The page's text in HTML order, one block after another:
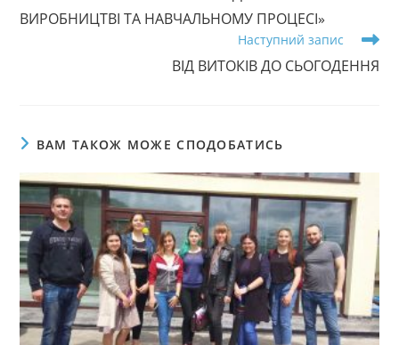
ВИРОБНИЦТВІ ТА НАВЧАЛЬНОМУ ПРОЦЕСІ»
Наступний запис
ВІД ВИТОКІВ ДО СЬОГОДЕННЯ
ВАМ ТАКОЖ МОЖЕ СПОДОБАТИСЬ